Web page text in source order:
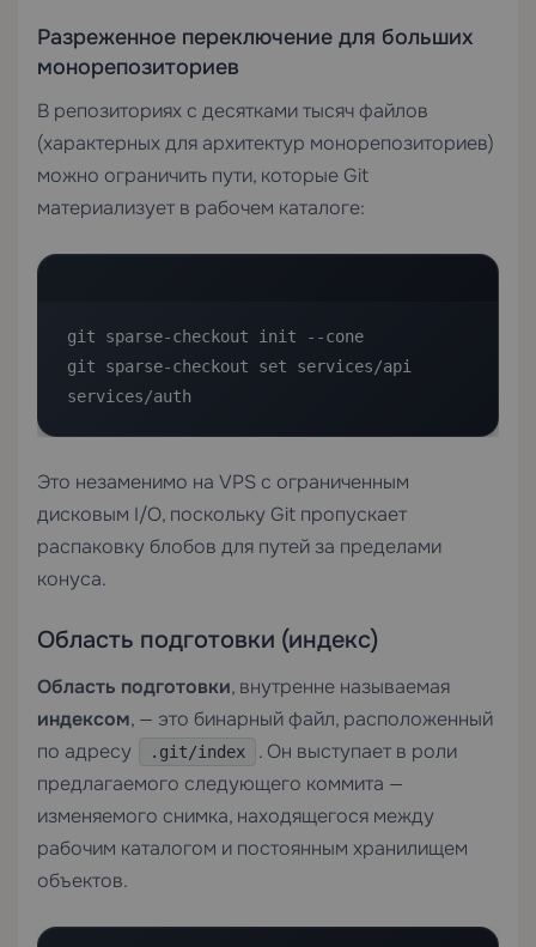
Разреженное переключение для больших
монорепозиториев
В репозиториях с десятками тысяч файлов
(характерных для архитектур монорепозиториев)
можно ограничить пути, которые Git
материализует в рабочем каталоге:
git sparse-checkout init --cone
git sparse-checkout set services/api
services/auth
Это незаменимо на VPS с ограниченным
дисковым I/O, поскольку Git пропускает
распаковку блобов для путей за пределами
конуса.
Область подготовки (индекс)
Область подготовки, внутренне называемая
индексом, — это бинарный файл, расположенный
по адресу
.git/index
. Он выступает в роли
предлагаемого следующего коммита —
изменяемого снимка, находящегося между
рабочим каталогом и постоянным хранилищем
объектов.